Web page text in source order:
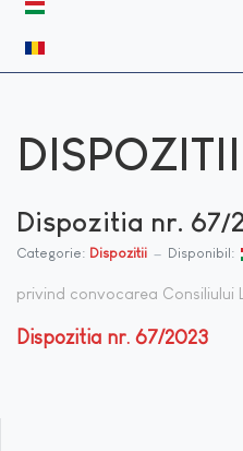
DISPOZITII
Dispozitia nr. 67/
Categorie: Dispozitii Disponibil:
privind convocarea Consiliului
Dispozitia nr. 67/2023